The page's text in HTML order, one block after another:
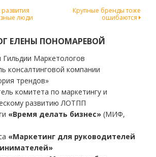
люди
Крупные бренды тоже
ошибаются
ЕЛЕНЫ ПОНОМАРЕВОЙ
Гильдии Маркетологов
консалтинговой компании
трендов»
комитета по маркетингу и
развитию ЛОТПП
«Время делать бизнес» (МИФ,
«Маркетинг для руководителей